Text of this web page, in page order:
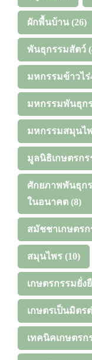
ผักพื้นบ้าน (26)
พันธุกรรมสัตว์
มหกรรมข้าวไ
มหกรรมพันธุก
มหกรรมสมุนไพ
มูลนิธิเกษตรกร
ศักยภาพพันธุก
ในอนาคต (8)
สมัชชาเกษตร
สมุนไพร (10)
เกษตรกรรมยั่ง
เกษตรเป็นมิตร
เทคนิคเกษตรก